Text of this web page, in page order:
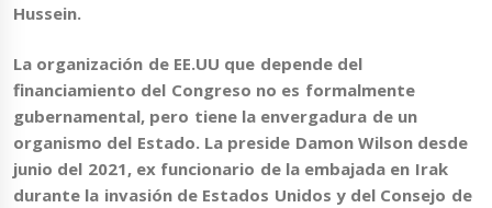
Hussein.
La organización de EE.UU que depende del
financiamiento del Congreso no es formalmente
gubernamental, pero tiene la envergadura de un
organismo del Estado. La preside Damon Wilsondesde
junio del 2021, ex funcionario de la embajada en Irak
durante la invasión de Estados Unidos y del Consejo de